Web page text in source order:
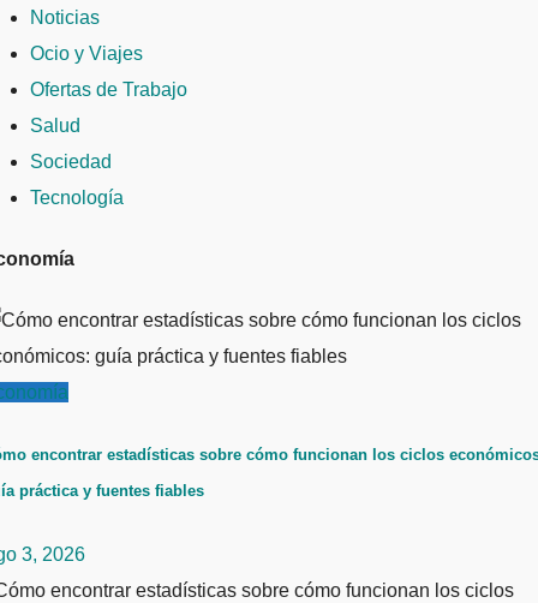
Noticias
Ocio y Viajes
Ofertas de Trabajo
Salud
Sociedad
Tecnología
encontrar estadísticas sobre cómo funcionan los ciclos
práctica y fuentes fiables
3, 2026
encontrar estadísticas sobre cómo funcionan los ciclos